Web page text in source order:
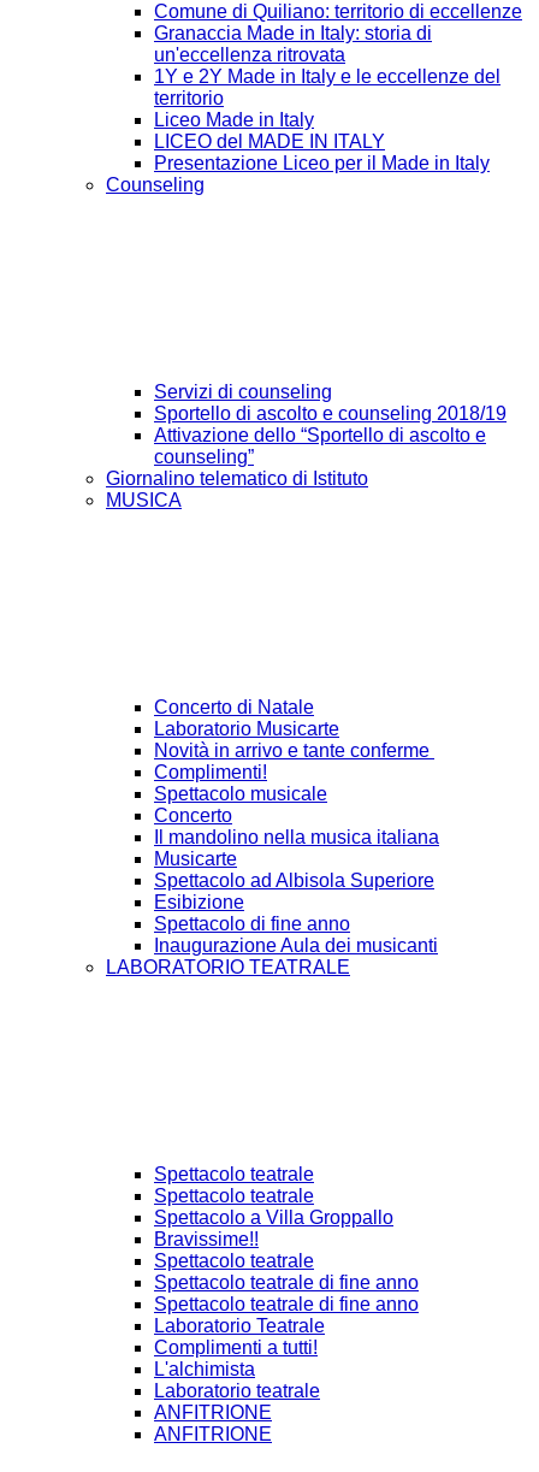
Comune di Quiliano: territorio di eccellenze
Granaccia Made in Italy: storia di
un'eccellenza ritrovata
1Y e 2Y Made in Italy e le eccellenze del
territorio
Liceo Made in Italy
LICEO del MADE IN ITALY
Presentazione Liceo per il Made in Italy
Counseling
Servizi di counseling
Sportello di ascolto e counseling 2018/19
Attivazione dello “Sportello di ascolto e
counseling”
Giornalino telematico di Istituto
MUSICA
Concerto di Natale
Laboratorio Musicarte
Novità in arrivo e tante conferme
Complimenti!
Spettacolo musicale
Concerto
Il mandolino nella musica italiana
Musicarte
Spettacolo ad Albisola Superiore
Esibizione
Spettacolo di fine anno
Inaugurazione Aula dei musicanti
LABORATORIO TEATRALE
Spettacolo teatrale
Spettacolo teatrale
Spettacolo a Villa Groppallo
Bravissime!!
Spettacolo teatrale
Spettacolo teatrale di fine anno
Spettacolo teatrale di fine anno
Laboratorio Teatrale
Complimenti a tutti!
L'alchimista
Laboratorio teatrale
ANFITRIONE
ANFITRIONE